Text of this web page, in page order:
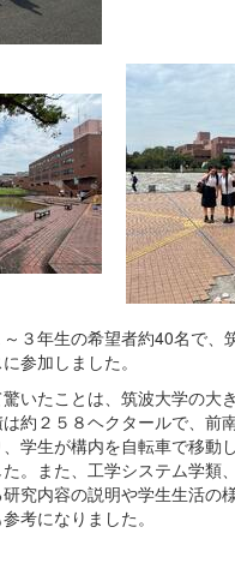
３年生の希望者約40名で、
参加しました。
いたことは、筑波大学の大き
約２５８ヘクタールで、前
学生が構内を自転車で移動
。また、工学システム学類
究内容の説明や学生生活の
考になりました。